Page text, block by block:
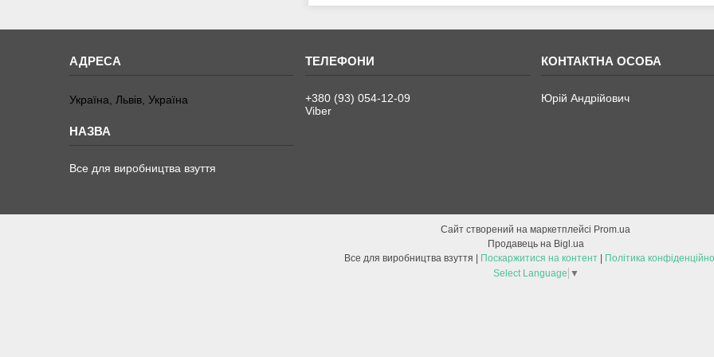
Україна, Львів, Україна
Все для виробництва взуття
+380 (93) 054-12-09
Viber
Юрій Андрійович
Сайт створений на маркетплейсі Prom.ua
Продавець на Bigl.ua
Поскаржитися на контент
Політика
Select Language ▼